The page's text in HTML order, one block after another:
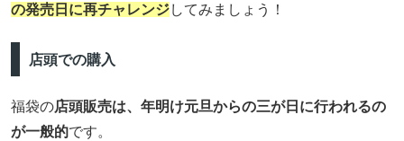
の発売日に再チャレンジしてみましょう！
店頭での購入
福袋の店頭販売は、年明け元旦からの三が日に行われるの
が一般的です。